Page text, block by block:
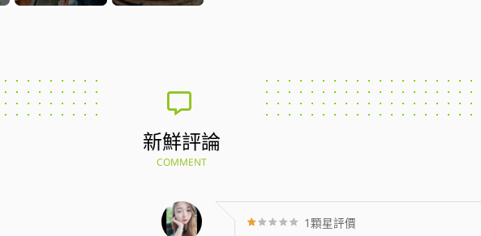
新鮮評論
COMMENT
1顆星評價